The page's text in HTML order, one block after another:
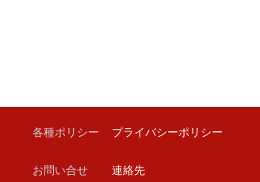
各種ポリシー
お問い合せ
プライバシーポリシー
連絡先